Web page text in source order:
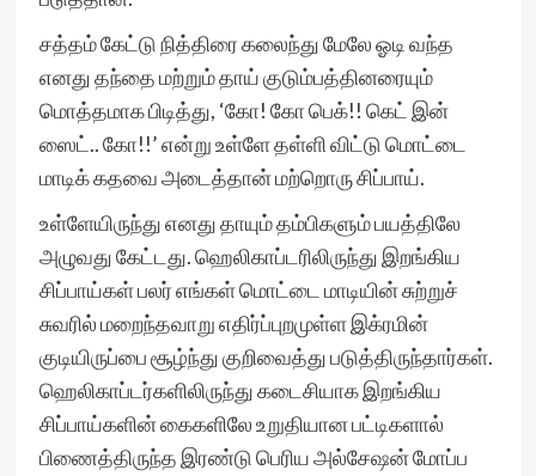
சத்தம் கேட்டு நித்திரை கலைந்து மேலே ஓடி வந்த
எனது தந்தை மற்றும் தாய் குடும்பத்தினரையும்
மொத்தமாக பிடித்து, ‘கோ! கோ பெக்!! கெட் இன்
ஸைட்.. கோ!!’ என்று உள்ளே தள்ளி விட்டு மொட்டை
மாடிக் கதவை அடைத்தான் மற்றொரு சிப்பாய்.
உள்ளேயிருந்து எனது தாயும் தம்பிகளும் பயத்திலே
அழுவது கேட்டது. ஹெலிகாப்டரிலிருந்து இறங்கிய
சிப்பாய்கள் பலர் எங்கள் மொட்டை மாடியின் சுற்றுச்
சுவரில் மறைந்தவாறு எதிர்ப்புறமுள்ள இக்ரமின்
குடியிருப்பை சூழ்ந்து குறிவைத்து படுத்திருந்தார்கள்.
ஹெலிகாப்டர்களிலிருந்து கடைசியாக இறங்கிய
சிப்பாய்களின் கைகளிலே உறுதியான பட்டிகளால்
பிணைத்திருந்த இரண்டு பெரிய அல்சேஷன் மோப்ப